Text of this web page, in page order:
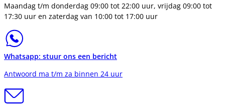
Maandag t/m donderdag 09:00 tot 22:00 uur, vrijdag 09:00 tot
17:30 uur en zaterdag van 10:00 tot 17:00 uur
Whatsapp: stuur ons een bericht
Antwoord ma t/m za binnen 24 uur